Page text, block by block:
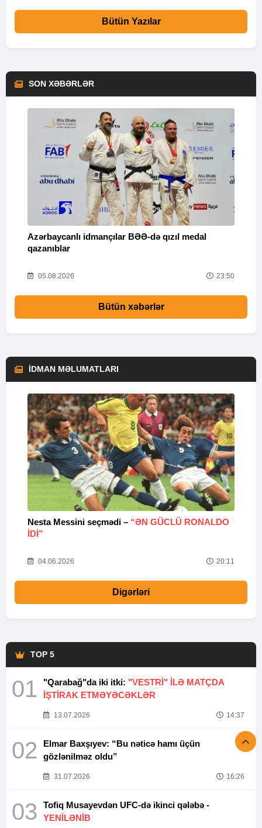
Bütün Yazılar
SON XƏBƏRLƏR
Azərbaycanlı idmançılar BƏƏ-də qızıl medal
qazanıblar
05.08.2026 23:50
Bütün xəbərlər
İDMAN MƏLUMATLARI
Nesta Messini seçmədi – “ƏN GÜCLÜ RONALDO
IDI”
04.06.2026 20:11
Digərləri
TOP 5
01 "Qarabağ"da iki itki: "VESTRİ" İLƏ MATÇDA
İŞTİRAK ETMƏYƏCƏKLƏR
13.07.2026 14:37
02
Elmar Baxşıyev: “Bu nəticə hamı üçün
gözlənilməz oldu”
31.07.2026 16:26
03
Tofiq Musayevdən UFC-də ikinci qələbə -
YENİLƏNİB